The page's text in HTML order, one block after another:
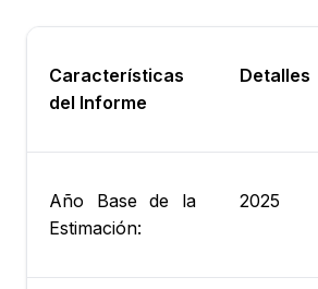
Características
del Informe
Detalles
Año Base de la
Estimación:
2025